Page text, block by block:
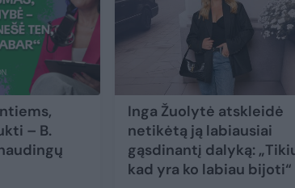
– B.
Inga Žuolytė atskleidė
netikėtą ją labiausiai
gąsdinantį dalyką:
kad yra ko labiau bijoti“